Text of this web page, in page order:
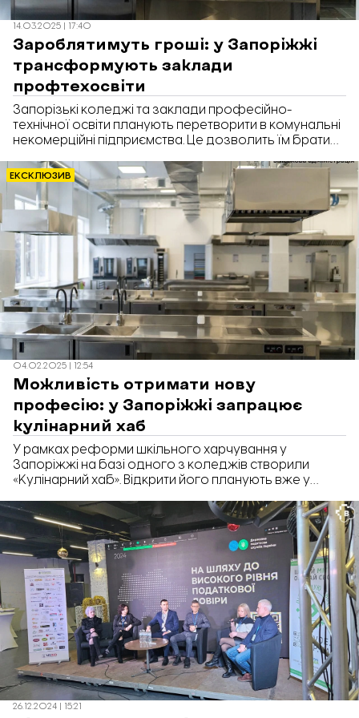
14.03.2025 | 17:40
Зароблятимуть гроші: у Запоріжжі
трансформують заклади
профтехосвіти
Запорізькі коледжі та заклади професійно-
технічної освіти планують перетворити в комунальні
некомерційні підприємства. Це дозволить їм брати
замовлення, а зароблені кошти – спрямовувати на
власний розвиток. Про це під час візиту до
Запоріжжя розповів заступник міністра освіти
Дмитро Завгородній, передає «Відбудова.
Запоріжжя».
ЕКСКЛЮЗИВ
04.02.2025 | 12:54
Можливість отримати нову
професію: у Запоріжжі запрацює
кулінарний хаб
У рамках реформи шкільного харчування у
Запоріжжі на базі одного з коледжів створили
«Кулінарний хаб». Відкрити його планують вже у
мільйонів гривень, а навчатись у центрі зможуть
орієнтовно 600 людей. Про це йдеться у відповіді
Запорізької обласної військової адміністрації на
запит «Відбудови. Запоріжжя».
26.12.2024 | 15:21